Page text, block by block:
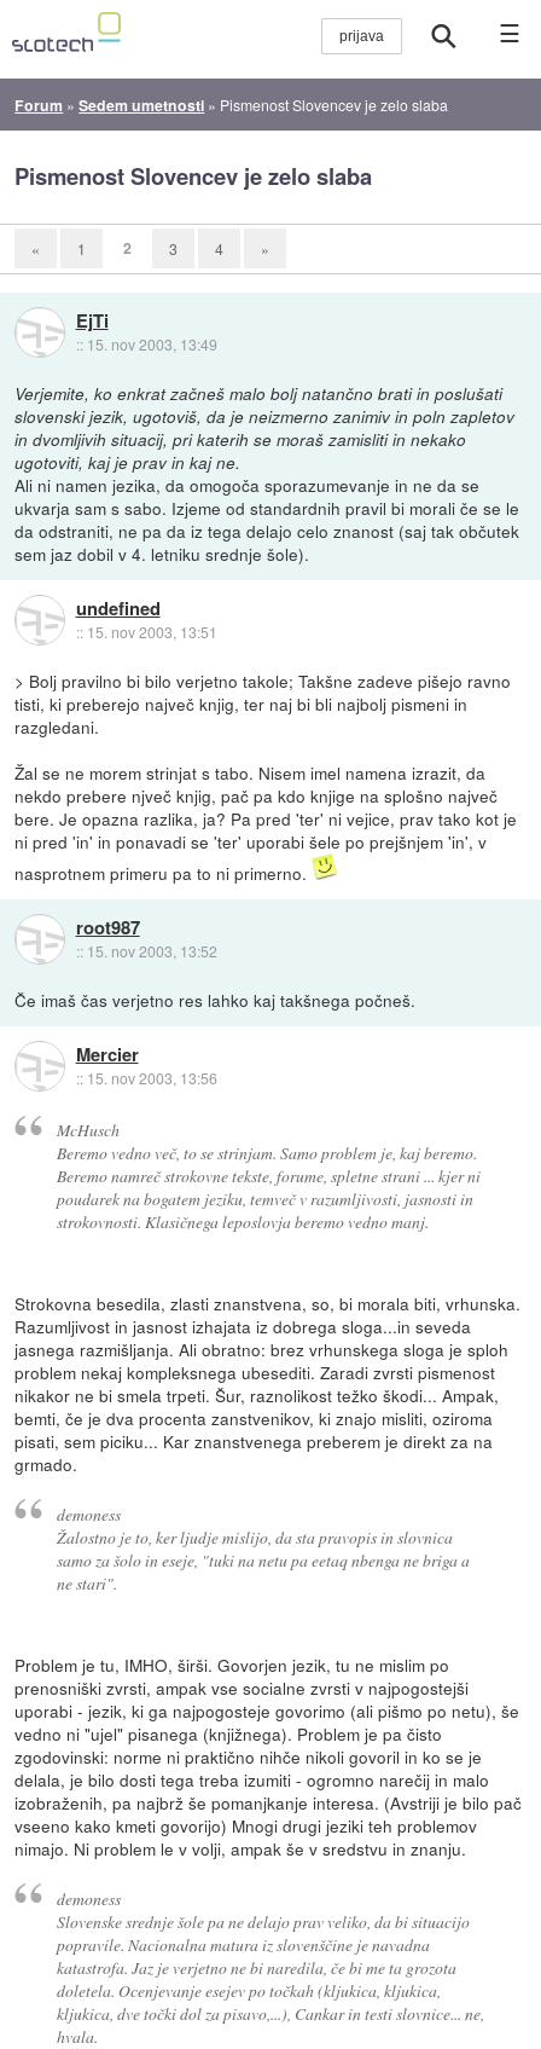
☰
Forum »Sedem umetnosti » Pismenost Slovencev je zelo slaba
Pismenost Slovencev je zelo slaba
« 1 2 3 4 »
EjTi
:: 15. nov 2003, 13:49
Verjemite, ko enkrat začneš malo bolj natančno brati in poslušati
slovenski jezik, ugotoviš, da je neizmerno zanimiv in poln zapletov
in dvomljivih situacij, pri katerih se moraš zamisliti in nekako
ugotoviti, kaj je prav in kaj ne.
Ali ni namen jezika, da omogoča sporazumevanje in ne da se
ukvarja sam s sabo. Izjeme od standardnih pravil bi morali če se le
da odstraniti, ne pa da iz tega delajo celo znanost (saj tak občutek
sem jaz dobil v 4. letniku srednje šole).
undefined
:: 15. nov 2003, 13:51
> Bolj pravilno bi bilo verjetno takole; Takšne zadeve pišejo ravno
tisti, ki preberejo največ knjig, ter naj bi bli najbolj pismeni in
razgledani.
Žal se ne morem strinjat s tabo. Nisem imel namena izrazit, da
nekdo prebere njveč knjig, pač pa kdo knjige na splošno največ
bere. Je opazna razlika, ja? Pa pred 'ter' ni vejice, prav tako kot je
ni pred 'in' in ponavadi se 'ter' uporabi šele po prejšnjem 'in', v
nasprotnem primeru pa to ni primerno.
root987
:: 15. nov 2003, 13:52
Če imaš čas verjetno res lahko kaj takšnega počneš.
Mercier
:: 15. nov 2003, 13:56
McHusch
Beremo vedno več, to se strinjam. Samo problem je, kaj beremo.
Beremo namreč strokovne tekste, forume, spletne strani ... kjer ni
poudarek na bogatem jeziku, temveč v razumljivosti, jasnosti in
strokovnosti. Klasičnega leposlovja beremo vedno manj.
Strokovna besedila, zlasti znanstvena, so, bi morala biti, vrhunska.
Razumljivost in jasnost izhajata iz dobrega sloga...in seveda
jasnega razmišljanja. Ali obratno: brez vrhunskega sloga je sploh
problem nekaj kompleksnega ubesediti. Zaradi zvrsti pismenost
nikakor ne bi smela trpeti. Šur, raznolikost težko škodi... Ampak,
bemti, če je dva procenta zanstvenikov, ki znajo misliti, oziroma
pisati, sem piciku... Kar znanstvenega preberem je direkt za na
grmado.
demoness
Žalostno je to, ker ljudje mislijo, da sta pravopis in slovnica
samo za šolo in eseje, "tuki na netu pa eetaq nbenga ne briga a
ne stari".
Problem je tu, IMHO, širši. Govorjen jezik, tu ne mislim po
prenosniški zvrsti, ampak vse socialne zvrsti v najpogostejši
uporabi - jezik, ki ga najpogosteje govorimo (ali pišmo po netu), še
vedno ni "ujel" pisanega (knjižnega). Problem je pa čisto
zgodovinski: norme ni praktično nihče nikoli govoril in ko se je
delala, je bilo dosti tega treba izumiti - ogromno narečij in malo
izobraženih, pa najbrž še pomanjkanje interesa. (Avstriji je bilo pač
vseeno kako kmeti govorijo) Mnogi drugi jeziki teh problemov
nimajo. Ni problem le v volji, ampak še v sredstvu in znanju.
demoness
Slovenske srednje šole pa ne delajo prav veliko, da bi situacijo
popravile. Nacionalna matura iz slovenščine je navadna
katastrofa. Jaz je verjetno ne bi naredila, če bi me ta grozota
doletela. Ocenjevanje esejev po točkah (kljukica, kljukica,
kljukica, dve točki dol za pisavo,...), Cankar in testi slovnice... ne,
hvala.